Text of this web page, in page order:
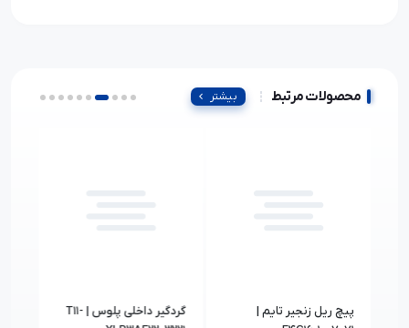
محصولات مرتبط بیشتر
پیچ ریل زنجیر تایم |
گردگیر داخلی پلوس | T11-